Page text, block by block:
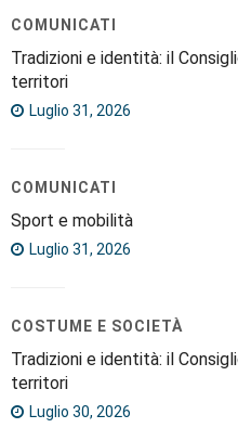
COMUNICATI
Tradizioni e identità: il
territori
Luglio 31, 2026
COMUNICATI
Sport e mobilità
Luglio 31, 2026
COSTUME E SOCIETÀ
Tradizioni e identità: il
territori
Luglio 30, 2026